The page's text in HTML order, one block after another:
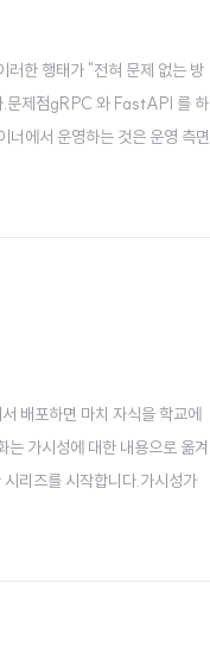
한 행태가 "전혀 문제 없는 방
.문제점gRPC 와 FastAPI 를 하
너에서 운영하는 것은 운영 측면
배포하면 마치 자식을 학교에
가시성에 대한 내용으로 옮겨
리즈를 시작합니다.가시성가